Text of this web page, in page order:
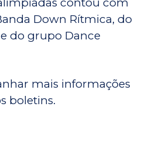
Down Rítmica, do
do grupo Dance
mais informações
boletins.